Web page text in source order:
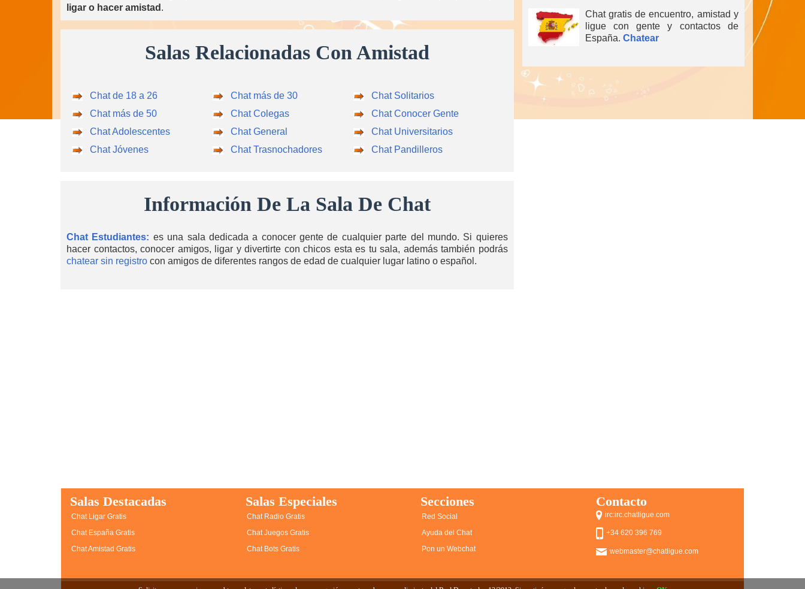
ligar o hacer amistad .
Salas Relacionadas Con Amistad
Chat de 18 a 26
Chat más de 50
Chat Adolescentes
Chat Jóvenes
Chat más de 30
Chat Colegas
Chat General
Chat Trasnochadores
Chat Solitarios
Chat Conocer Gente
Chat Universitarios
Chat Pandilleros
Información De La Sala De Chat
Chat Estudiantes: es una sala dedicada a conocer gente de cualquier parte del mundo. Si quieres
hacer contactos, conocer amigos, ligar y divertirte con chicos esta es tu sala, además también podrás
chatear sin registro con amigos de diferentes rangos de edad de cualquier lugar latino o español.
Chat gratis de encuentro, amistad y
ligue con gente y contactos de
España. Chatear
Salas Destacadas
Chat Ligar Gratis
Chat España Gratis
Chat Amistad Gratis
Salas Especiales
Chat Radio Gratis
Chat Juegos Gratis
Chat Bots Gratis
Secciones
Red Social
Ayuda del Chat
Pon un Webchat
Contacto
irc:irc.chatligue.com
+34 620 396 769
webmaster@chatligue.com